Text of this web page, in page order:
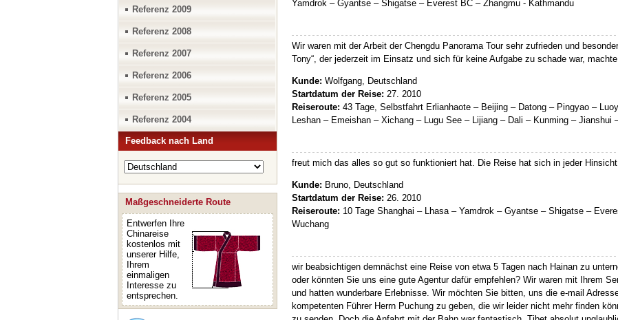
Referenz 2009
Referenz 2008
Referenz 2007
Referenz 2006
Referenz 2005
Referenz 2004
Feedback nach Land
Maßgeschneiderte Route
Entwerfen Ihre
Chinareise
kostenlos mit
unserer Hilfe,
Ihrem
einmaligen
Interesse zu
entsprechen.
Yamdrok – Gyantse – Shigatse – Everest BC – Zhangmu - Kathmandu
Wir waren mit der Arbeit der Chengdu Panorama Tour sehr zufrieden und
Tony“, der jederzeit im Einsatz und sich für keine Aufgabe zu schade war,
Kunde: Wolfgang, Deutschland
Startdatum der Reise: 27. 2010
Reiseroute: 43 Tage, Selbstfahrt Erlianhaote – Beijing – Datong – Pingyao –
Leshan – Emeishan – Xichang – Lugu See – Lijiang – Dali – Kunming – Jianshui
freut mich das alles so gut so funktioniert hat. Die Reise hat sich in jeder
Kunde: Bruno, Deutschland
Startdatum der Reise: 26. 2010
Reiseroute: 10 Tage Shanghai – Lhasa – Yamdrok – Gyantse – Shigatse –
Wuchang
wir beabsichtigen demnächst eine Reise von etwa 5 Tagen nach Hainan zu
oder könnten Sie uns eine gute Agentur dafür empfehlen? Wir waren mit Ihrem
und hatten wunderbare Erlebnisse. Wir möchten Sie bitten, uns die e-mail
kompetenten Führer Herrn Puchung zu geben, die wir leider nicht mehr finden